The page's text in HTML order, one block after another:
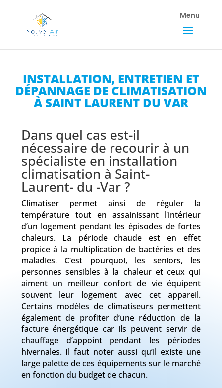
INSTALLATION, ENTRETIEN ET
DÉPANNAGE DE CLIMATISATION
À SAINT LAURENT DU VAR
Dans quel cas est-il
nécessaire de recourir à un
spécialiste en installation
climatisation à Saint-
Laurent- du -Var ?
Climatiser permet ainsi de réguler la
température tout en assainissant l’intérieur
d’un logement pendant les épisodes de fortes
chaleurs. La période chaude est en effet
propice à la multiplication de bactéries et des
maladies. C’est pourquoi, les seniors, les
personnes sensibles à la chaleur et ceux qui
aiment un meilleur confort de vie équipent
souvent leur logement avec cet appareil.
Certains modèles de climatiseurs permettent
également de profiter d’une réduction de la
facture énergétique car ils peuvent servir de
chauffage d’appoint pendant les périodes
hivernales. Il faut noter aussi qu’il existe une
large palette de ces équipements sur le marché
en fonction du budget de chacun.